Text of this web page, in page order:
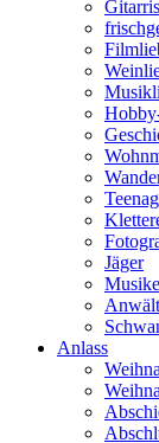
Jäger
Anlass